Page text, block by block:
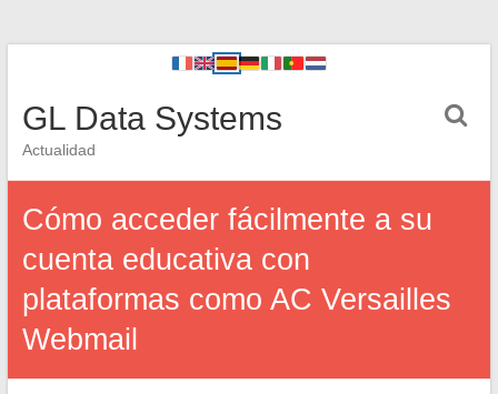
GL Data Systems
Actualidad
Cómo acceder fácilmente a su
cuenta educativa con
plataformas como AC Versailles
Webmail